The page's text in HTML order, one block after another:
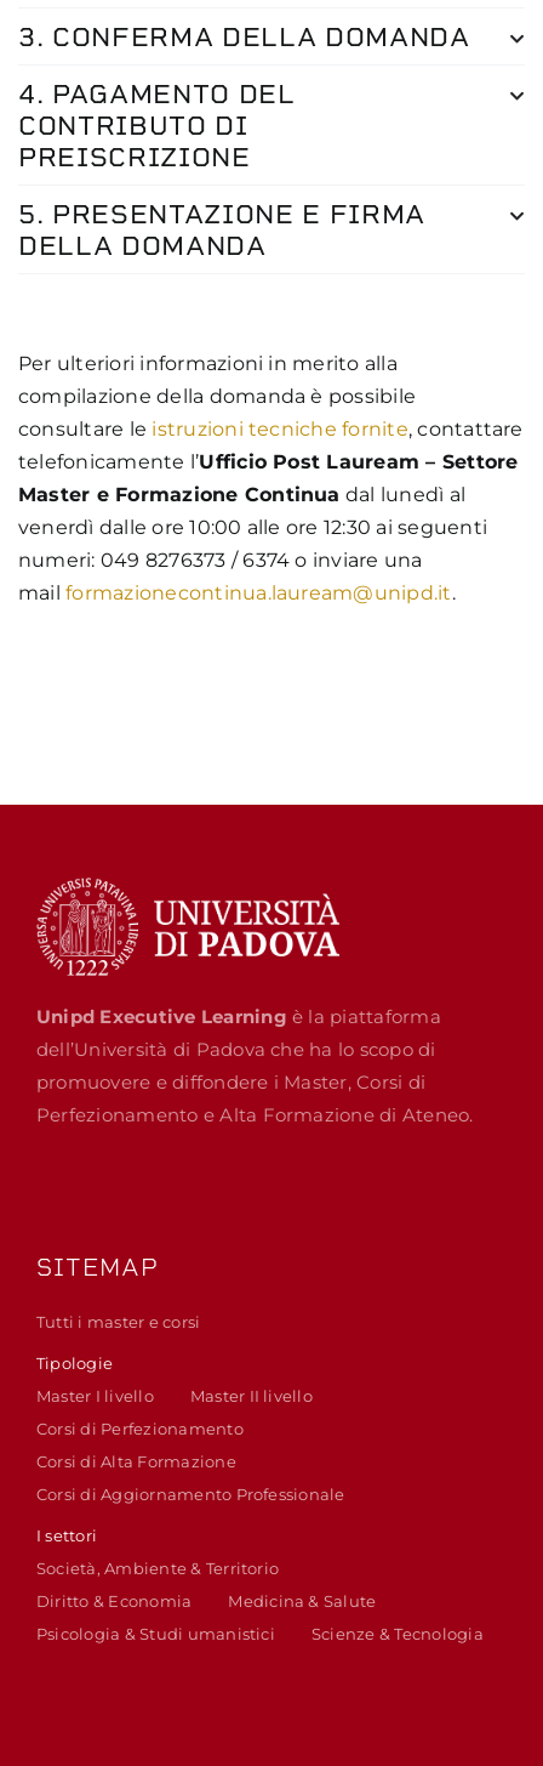
3. CONFERMA DELLA DOMANDA
4. PAGAMENTO DEL
CONTRIBUTO DI
PREISCRIZIONE
5. PRESENTAZIONE E FIRMA
DELLA DOMANDA
Per ulteriori informazioni in merito alla
compilazione della domanda è possibile
consultare le istruzioni tecniche fornite, contattare
telefonicamente l’Ufficio Post Lauream – Settore
Master e Formazione Continua dal lunedì al
venerdì dalle ore 10:00 alle ore 12:30 ai seguenti
numeri: 049 8276373 / 6374 o inviare una
mailformazionecontinua.lauream@unipd.it.
Unipd Executive Learning è la piattaforma
dell’Università di Padova che ha lo scopo di
promuovere e diffondere i Master, Corsi di
Perfezionamento e Alta Formazione di Ateneo.
SITEMAP
Tutti i master e corsi
Tipologie
Master I livello
Master II livello
Corsi di Perfezionamento
Corsi di Alta Formazione
Corsi di Aggiornamento Professionale
I settori
Società, Ambiente & Territorio
Diritto & Economia
Medicina & Salute
Psicologia & Studi umanistici
Scienze & Tecnologia